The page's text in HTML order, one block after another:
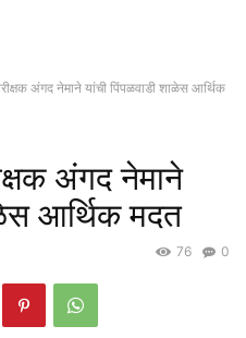
अंगद नेमाने यांची पिंपळवाडी शाळेस आर्थिक
अंगद नेमाने
आर्थिक मदत
0
76